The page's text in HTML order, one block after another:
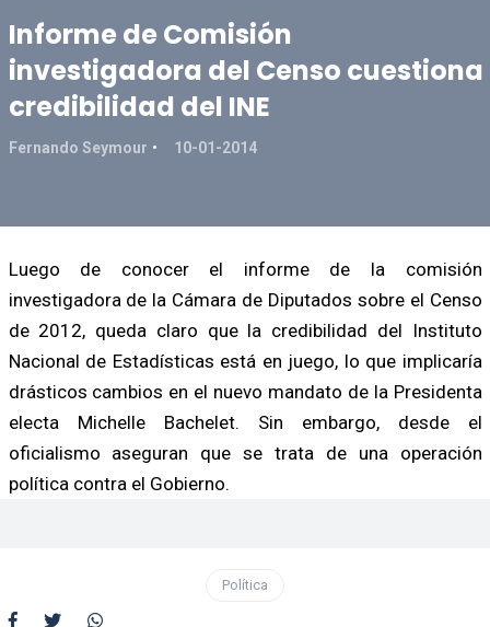
Informe de Comisión
investigadora del Censo cuestiona
credibilidad del INE
Fernando Seymour 10-01-2014
Luego de conocer el informe de la comisión
investigadora de la Cámara de Diputados sobre el Censo
de 2012, queda claro que la credibilidad del Instituto
Nacional de Estadísticas está en juego, lo que implicaría
drásticos cambios en el nuevo mandato de la Presidenta
electa Michelle Bachelet. Sin embargo, desde el
oficialismo aseguran que se trata de una operación
política contra el Gobierno.
Política